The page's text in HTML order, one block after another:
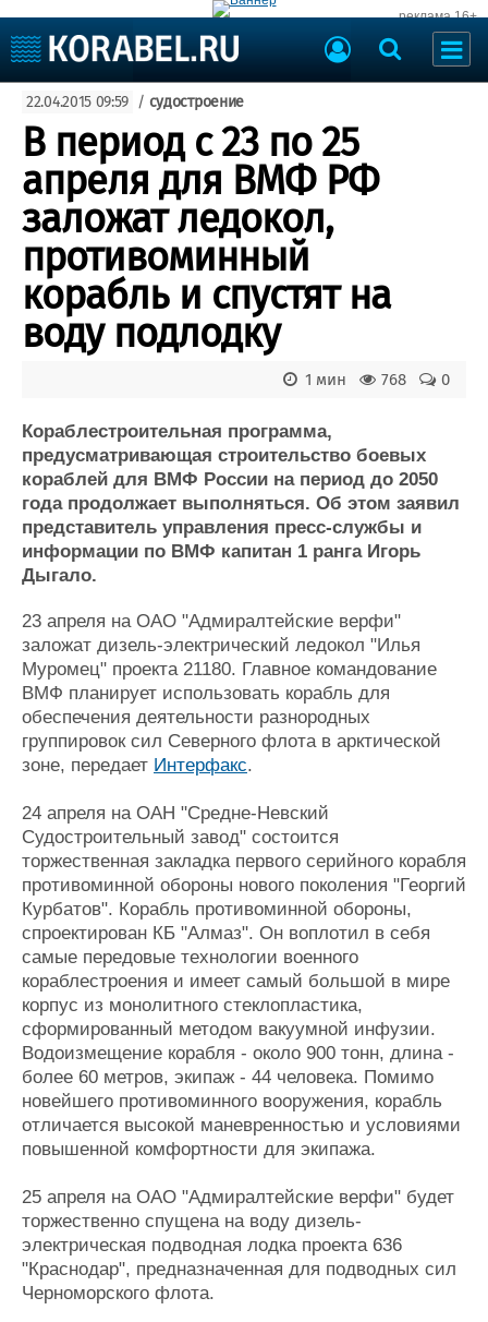
реклама 16+
Судоходство
Судоремонт
События
Пресс-релизы
Порты
Рыболовство
ВМФ
Образование
Яхты и катера
Еще
Судостроение
Пульс
Репутация
Работа
Крюинг
Журнал
Реклама
Торговая площадка
Доска объявлений
Продажа флота
Изделия
Материалы
Услуги
Выставки и семинары
Личности
Словарь
Галерея флота
Форум
Отзывы
Все службы
22.04.2015 09:59 / судостроение
В период с 23 по 25
апреля для ВМФ РФ
заложат ледокол,
противоминный
корабль и спустят на
воду подлодку
0
768
1 мин
Кораблестроительная программа,
предусматривающая строительство боевых
кораблей для ВМФ России на период до 2050
года продолжает выполняться. Об этом заявил
представитель управления пресс-службы и
информации по ВМФ капитан 1 ранга Игорь
Дыгало.
23 апреля на ОАО "Адмиралтейские верфи"
заложат дизель-электрический ледокол "Илья
Муромец" проекта 21180. Главное командование
ВМФ планирует использовать корабль для
обеспечения деятельности разнородных
группировок сил Северного флота в арктической
зоне, передает Интерфакс.
24 апреля на ОАН "Средне-Невский
Судостроительный завод" состоится
торжественная закладка первого серийного корабля
противоминной обороны нового поколения "Георгий
Курбатов". Корабль противоминной обороны,
спроектирован КБ "Алмаз". Он воплотил в себя
самые передовые технологии военного
кораблестроения и имеет самый большой в мире
корпус из монолитного стеклопластика,
сформированный методом вакуумной инфузии.
Водоизмещение корабля - около 900 тонн, длина -
более 60 метров, экипаж - 44 человека. Помимо
новейшего противоминного вооружения, корабль
отличается высокой маневренностью и условиями
повышенной комфортности для экипажа.
25 апреля на ОАО "Адмиралтейские верфи" будет
торжественно спущена на воду дизель-
электрическая подводная лодка проекта 636
"Краснодар", предназначенная для подводных сил
Черноморского флота.